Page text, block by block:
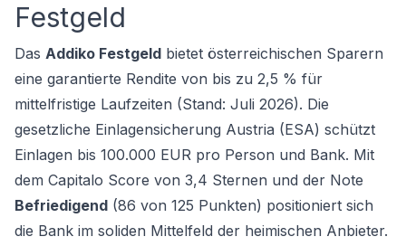
Festgeld
Das Addiko Festgeld bietet österreichischen Sparern
eine garantierte Rendite von bis zu 2,5 % für
mittelfristige Laufzeiten (Stand: Juli 2026). Die
gesetzliche Einlagensicherung Austria (ESA) schützt
Einlagen bis 100.000 EUR pro Person und Bank. Mit
dem Capitalo Score von 3,4 Sternen und der Note
Befriedigend (86 von 125 Punkten) positioniert sich
die Bank im soliden Mittelfeld der heimischen Anbieter.